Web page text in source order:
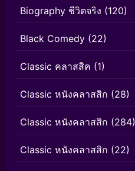
Biography ชีวิตจริง (120)
Black Comedy (22)
Classic คลาสสิค (1)
Classic หนังคลาสสิก (28)
Classic หนังคลาสสิก (284)
Classic หนังคลาสสิก (22)